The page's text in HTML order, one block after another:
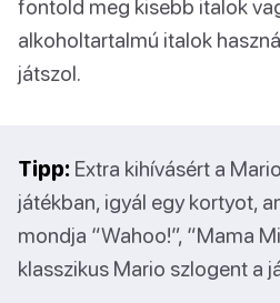
fontold meg kisebb italok
alkoholtartalmú italok
játszol.
Tipp: Extra kihívásért a
játékban, igyál egy kortyot,
mondja “Wahoo!”, “Mama
klasszikus Mario szlogent a